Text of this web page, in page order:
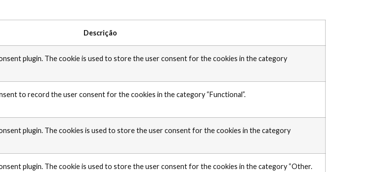
Descrição
plugin. The cookie is used to store the user consent for the cookies in the category
to record the user consent for the cookies in the category “Functional”.
plugin. The cookies is used to store the user consent for the cookies in the category
plugin. The cookie is used to store the user consent for the cookies in the category “Other.